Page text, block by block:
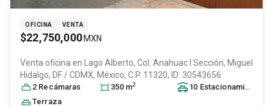
OFICINA VENTA
$22,750,000 MXN
Venta oficina en Lago Alberto, Col. Anahuac I Sección, Miguel
Hidalgo, DF / CDMX, México, C.P. 11320, ID: 30543656
2 Recámaras 350 m2 10 Estacionamiento
Terraza